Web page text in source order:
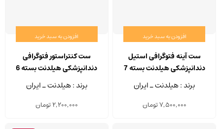
افزودن به سبد خرید
ست آینه فتوگرافی استیل
دندانپزشکی هیلدنت بسته 7
عددی
برند : هیلدنت ـ ایران
7,500,000تومان
افزودن به سبد خرید
ست کنتراستور فتوگرافی
دندانپزشکی هیلدنت بسته 6
عددی
برند : هیلدنت ـ ایران
2,200,000تومان